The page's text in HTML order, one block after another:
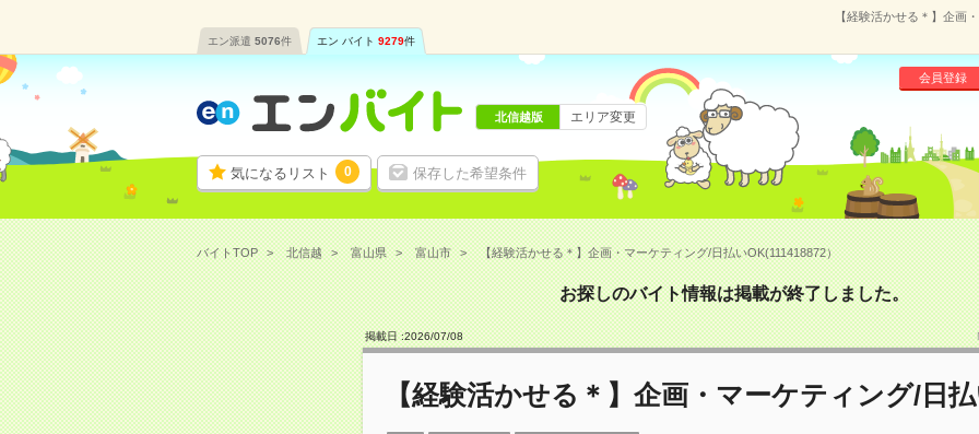
【経験活かせる＊】企画
エン派遣 5076件 エン バイト 9279件
気になるリスト 0 保存した希望条件
会員登録
北信越版 エリア変更
バイトTOP 北信越 富山県 富山市 【経験活かせる＊】企画・マーケティング/日払いOK(111418872）
お探しのバイト情報は掲載が終了しました。
掲載日 :2026/07/08
【経験活かせる＊】企画・マーケティング/日